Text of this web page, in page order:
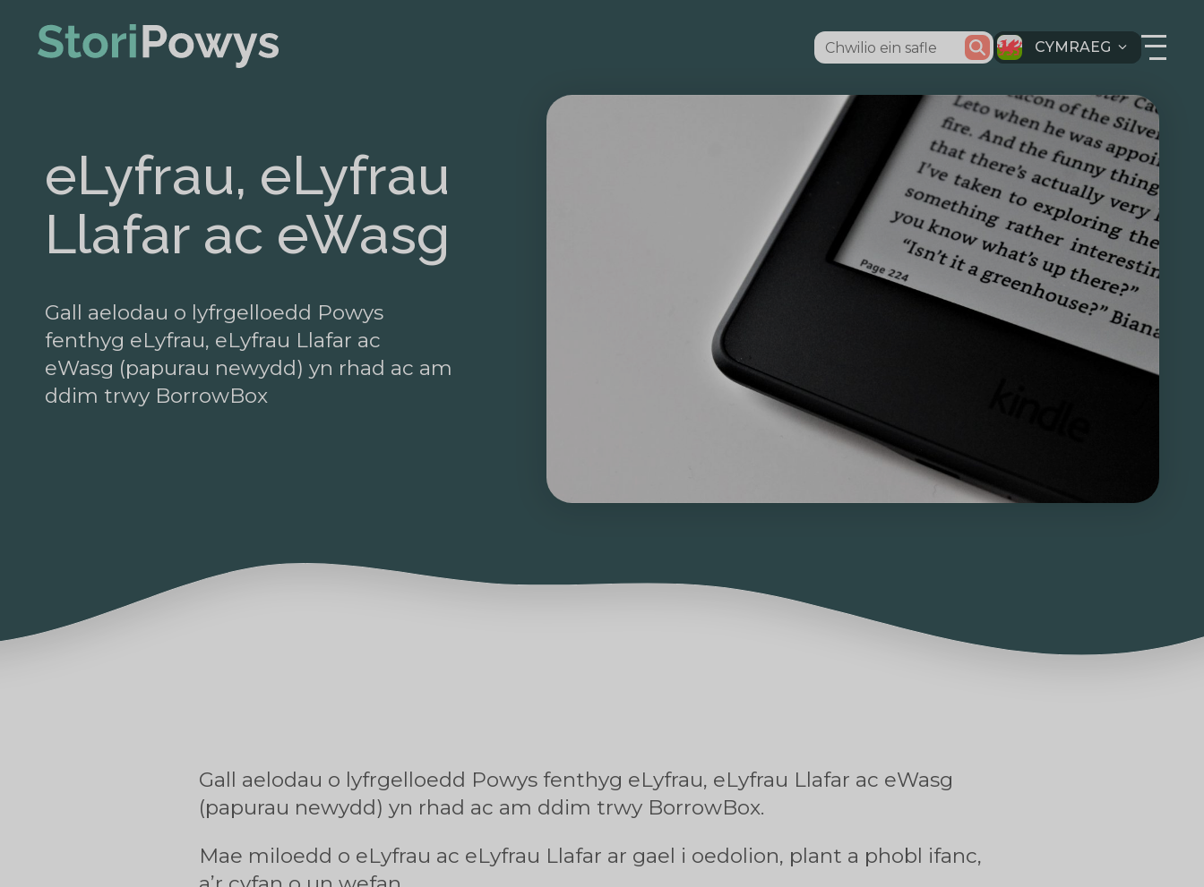
CYMRAEG
eLyfrau, eLyfrau
Llafar ac eWasg
Gall aelodau o lyfrgelloedd Powys
fenthyg eLyfrau, eLyfrau Llafar ac
eWasg (papurau newydd) yn rhad ac am
ddim trwy BorrowBox
Gall aelodau o lyfrgelloedd Powys fenthyg eLyfrau, eLyfrau Llafar ac eWasg
(papurau newydd) yn rhad ac am ddim trwy BorrowBox.
Mae miloedd o eLyfrau ac eLyfrau Llafar ar gael i oedolion, plant a phobl ifanc,